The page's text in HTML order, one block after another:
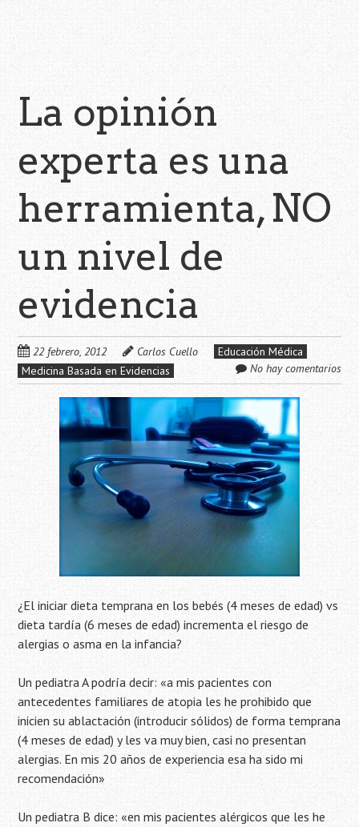
La opinión
experta es una
herramienta, NO
un nivel de
evidencia
22 febrero, 2012 Carlos Cuello
Educación Médica
Medicina Basada en Evidencias
No hay comentarios
¿El iniciar dieta temprana en los bebés (4 meses de edad) vs
dieta tardía (6 meses de edad) incrementa el riesgo de
alergias o asma en la infancia?
Un pediatra A podría decir: «a mis pacientes con
antecedentes familiares de atopia les he prohibido que
inicien su ablactación (introducir sólidos) de forma temprana
(4 meses de edad) y les va muy bien, casi no presentan
alergias. En mis 20 años de experiencia esa ha sido mi
recomendación»
Un pediatra B dice: «en mis pacientes alérgicos que les he